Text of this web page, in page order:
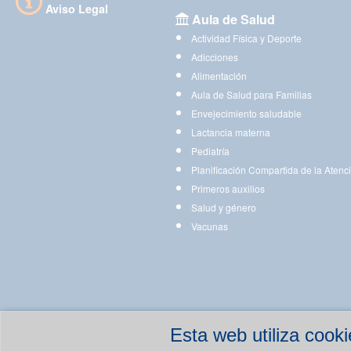
Esta web utiliza
Aviso Legal
Aula de Salud
Actividad Física y Deporte
Adicciones
Alimentación
Aula de Salud para Familias
Envejecimiento saludable
Lactancia materna
Pediatría
Planificación Compartida de la
Primeros auxilios
Salud y género
Vacunas